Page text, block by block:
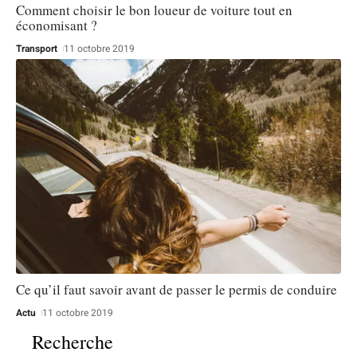
Comment choisir le bon loueur de voiture tout en
économisant ?
Transport 11 octobre 2019
Ce qu’il faut savoir avant de passer le permis de conduire
Actu 11 octobre 2019
Recherche